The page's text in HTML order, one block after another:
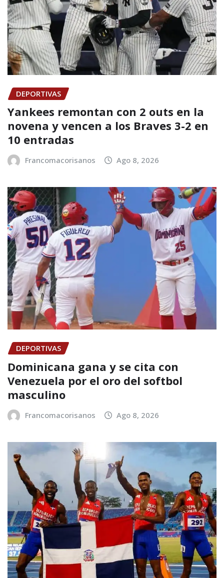
DEPORTIVAS
Yankees remontan con 2 outs en la
novena y vencen a los Braves 3-2 en
10 entradas
Francomacorisanos Ago 8, 2026
DEPORTIVAS
Dominicana gana y se cita con
Venezuela por el oro del softbol
masculino
Francomacorisanos Ago 8, 2026